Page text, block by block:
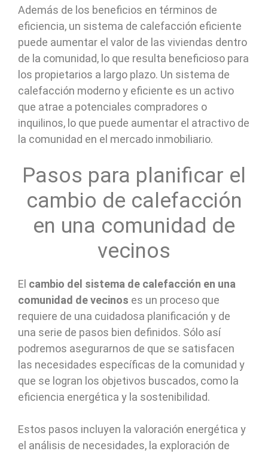
Además de los beneficios en términos de
eficiencia, un sistema de calefacción eficiente
puede aumentar el valor de las viviendas dentro
de la comunidad, lo que resulta beneficioso para
los propietarios a largo plazo. Un sistema de
calefacción moderno y eficiente es un activo
que atrae a potenciales compradores o
inquilinos, lo que puede aumentar el atractivo de
la comunidad en el mercado inmobiliario.
Pasos para planificar el
cambio de calefacción
en una comunidad de
vecinos
El cambio del sistema de calefacción en una
comunidad de vecinos es un proceso que
requiere de una cuidadosa planificación y de
una serie de pasos bien definidos. Sólo así
podremos asegurarnos de que se satisfacen
las necesidades específicas de la comunidad y
que se logran los objetivos buscados, como la
eficiencia energética y la sostenibilidad.
Estos pasos incluyen la valoración energética y
el análisis de necesidades, la exploración de